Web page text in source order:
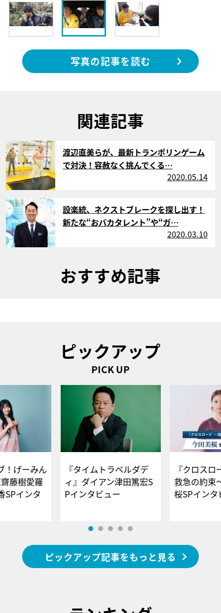
写真の記事を読む
関連記事
サムネイル
渡辺直美らが、最新トランポリンゲーム
で対決！容赦なく挑んでくる…
2020.05.14
サムネイル
設楽統、ネクストブレークを探し出す！
新たな“おバカタレント”や“ガ…
2020.03.10
おすすめ記事
ピックアップ
PICK UP
！げーみん
藤樹愛羅
SPインタ
『タイムトラベルダデ
ィ』ダイアン津田篤宏S
Pインタビュー
『クロス
救急の約束
桜SPイ
ピックアップ記事をもっと見る